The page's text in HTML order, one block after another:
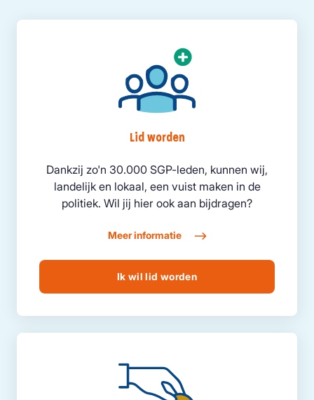
Lid worden
Dankzij zo'n 30.000 SGP-leden, kunnen wij,
landelijk en lokaal, een vuist maken in de
politiek. Wil jij hier ook aan bijdragen?
Meer informatie
Ik wil lid worden